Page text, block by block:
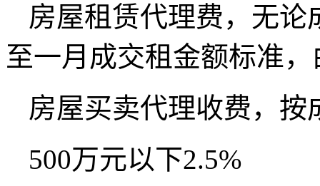
房屋租赁代理费，无
至一月成交租金额标准
房屋买卖代理收费，
500万元以下2.5%